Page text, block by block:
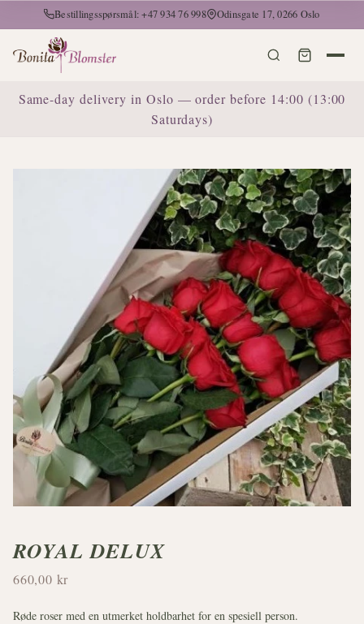
Bestillingsspørsmål: +47 934 76 998 Odinsgate 17, 0266 Oslo
Same-day delivery in Oslo — order before 14:00 (13:00
Saturdays)
ROYAL DELUX
660,00 kr
Røde roser med en utmerket holdbarhet for en spesiell person.